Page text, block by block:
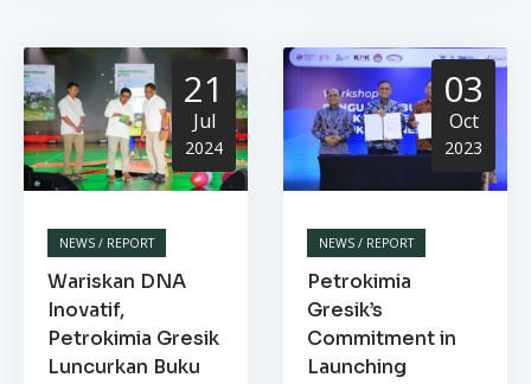
21
Jul
2024
NEWS / REPORT
Wariskan DNA
Inovatif,
Petrokimia Gresik
Luncurkan Buku
03
Oct
2023
NEWS / REPORT
Petrokimia
Gresik’s
Commitment in
Launching